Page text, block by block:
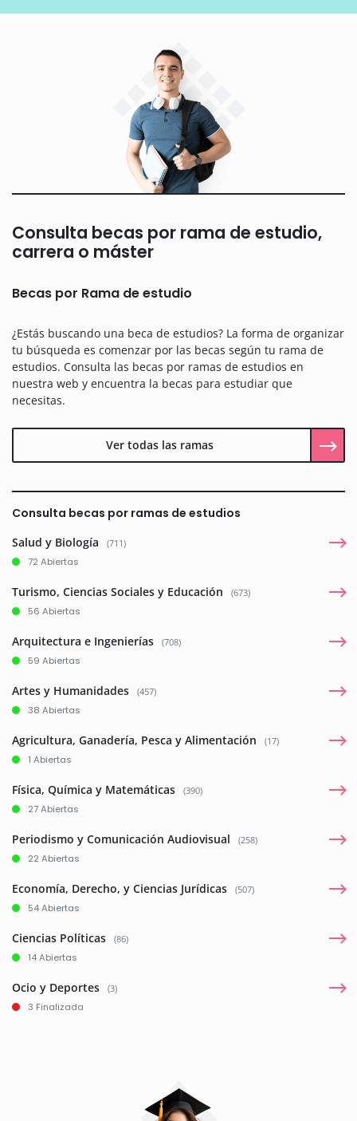
Consulta becas por rama de estudio,
carrera o máster
Becas por Rama de estudio
¿Estás buscando una beca de estudios? La forma de organizar
tu búsqueda es comenzar por las becas según tu rama de
estudios. Consulta las becas por ramas de estudios en
nuestra web y encuentra la becas para estudiar que
necesitas.
Ver todas las ramas
Consulta becas por ramas de estudios
Salud y Biología (711)
72 Abiertas
Turismo, Ciencias Sociales y Educación (673)
56 Abiertas
Arquitectura e Ingenierías (708)
59 Abiertas
Artes y Humanidades (457)
38 Abiertas
Agricultura, Ganadería, Pesca y Alimentación (17)
1 Abiertas
Física, Química y Matemáticas (390)
27 Abiertas
Periodismo y Comunicación Audiovisual (258)
22 Abiertas
Economía, Derecho, y Ciencias Jurídicas (507)
54 Abiertas
Ciencias Políticas (86)
14 Abiertas
Ocio y Deportes (3)
3 Finalizada